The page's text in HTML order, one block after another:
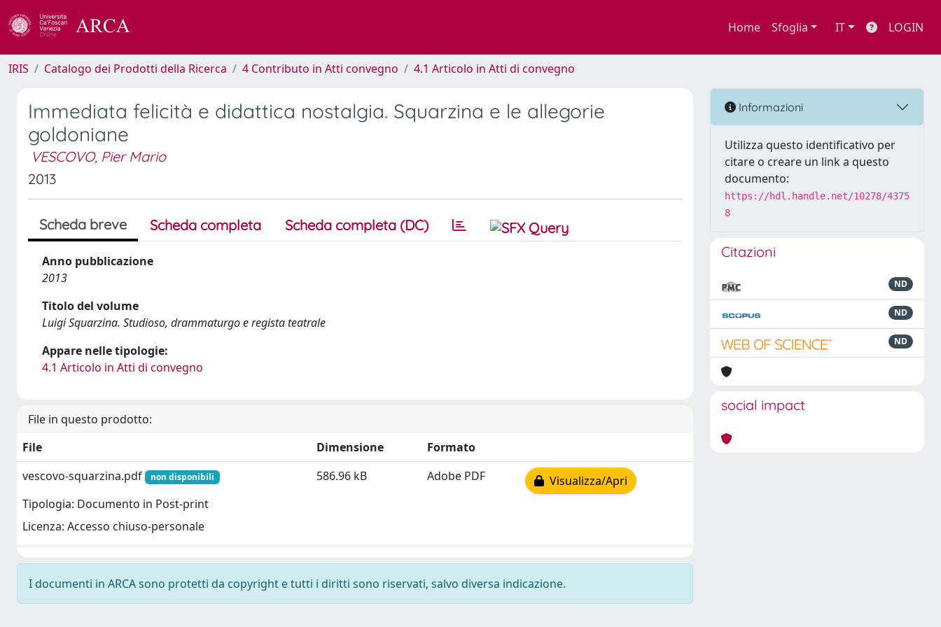
Home Sfoglia IT LOGIN
IRIS Catalogo dei Prodotti della Ricerca 4 Contributo in Atti convegno 4.1 Articolo in Atti di convegno
Immediata felicità e didattica nostalgia. Squarzina e le allegorie
goldoniane
VESCOVO, Pier Mario
2013
Scheda breve Scheda completa Scheda completa (DC)
Anno pubblicazione
2013
Titolo del volume
Luigi Squarzina. Studioso, drammaturgo e regista teatrale
Appare nelle tipologie:
4.1 Articolo in Atti di convegno
File in questo prodotto:
File
Dimensione
Formato
vescovo-squarzina.pdf
non disponibili
Tipologia: Documento in Post-print
Licenza: Accesso chiuso-personale
586.96 kB Adobe PDF Visualizza/Apri
I documenti in ARCA sono protetti da copyright e tutti i diritti sono riservati, salvo diversa indicazione.
Informazioni
Utilizza questo identificativo per
citare o creare un link a questo
documento:
https://hdl.handle.net/10278/4375
8
Citazioni
ND
ND
ND
social impact